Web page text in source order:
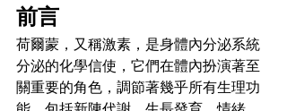
前言
荷爾蒙，又稱激素，是身體內分泌系統
分泌的化學信使，它們在體內扮演著至
關重要的角色，調節著幾乎所有生理功